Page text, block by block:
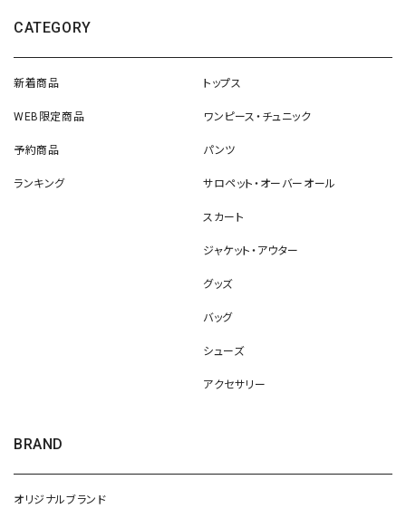
CATEGORY
新着商品
WEB限定商品
予約商品
ランキング
トップス
ワンピース・チュニック
パンツ
サロペット・オーバーオール
スカート
ジャケット・アウター
グッズ
バッグ
シューズ
アクセサリー
BRAND
オリジナルブランド